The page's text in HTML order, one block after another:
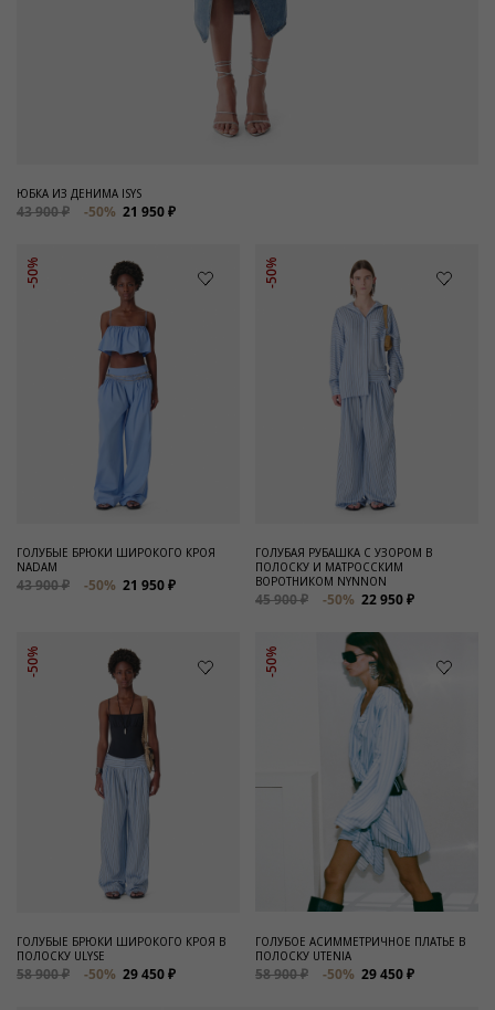
ЮБКА ИЗ ДЕНИМА ISYS
43 900 ₽ -50% 21 950 ₽
-50%
ГОЛУБЫЕ БРЮКИ ШИРОКОГО КРОЯ
NADAM
43 900 ₽ -50% 21 950 ₽
-50%
ГОЛУБАЯ РУБАШКА С УЗОРОМ В
ПОЛОСКУ И МАТРОССКИМ
ВОРОТНИКОМ NYNNON
45 900 ₽ -50% 22 950 ₽
-50%
ГОЛУБЫЕ БРЮКИ ШИРОКОГО КРОЯ В
ПОЛОСКУ ULYSE
58 900 ₽ -50% 29 450 ₽
-50%
ГОЛУБОЕ АСИММЕТРИЧНОЕ ПЛАТЬЕ В
ПОЛОСКУ UTENIA
58 900 ₽ -50% 29 450 ₽